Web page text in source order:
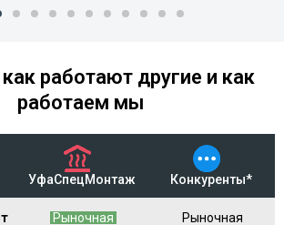
работают другие и как
работаем мы
УфаСпецМонтаж Конкуренты*
Рыночная Рыночная